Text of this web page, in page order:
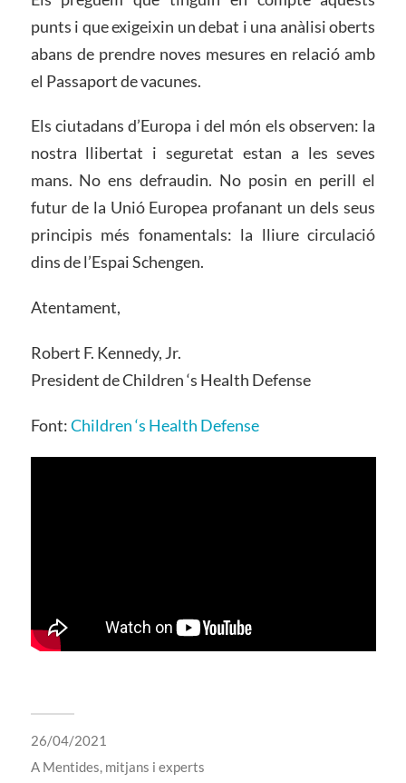
punts i que exigeixin un debat i una anàlisi oberts
abans de prendre noves mesures en relació amb
el Passaport de vacunes.
Els ciutadans d’Europa i del món els observen: la
nostra llibertat i seguretat estan a les seves
mans. No ens defraudin. No posin en perill el
futur de la Unió Europea profanant un dels seus
principis més fonamentals: la lliure circulació
dins de l’Espai Schengen.
Atentament,
Robert F. Kennedy, Jr.
President de Children ‘s Health Defense
Font:Children ‘s Health Defense
26/04/2021
A Mentides, mitjans i experts